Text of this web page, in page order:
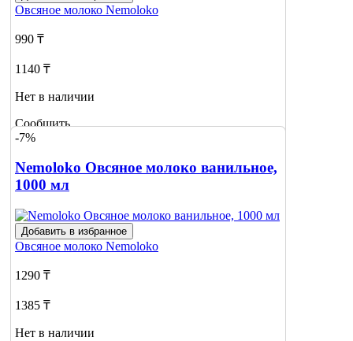
Овсяное молоко Nemoloko
990 ₸
1140 ₸
Нет в наличии
Сообщить
о наличии
-7%
Nemoloko Овсяное молоко ванильное,
1000 мл
Добавить в избранное
Овсяное молоко Nemoloko
1290 ₸
1385 ₸
Нет в наличии